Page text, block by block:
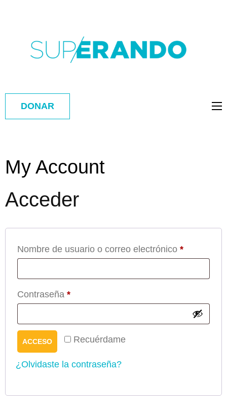
DONAR
My Account
Acceder
Nombre de usuario o correo electrónico *Obligatorio
Contraseña *Obligatorio
Recuérdame
ACCESO
¿Olvidaste la contraseña?